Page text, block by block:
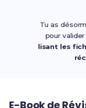
Tu as
pour
lisant les
E-Book de